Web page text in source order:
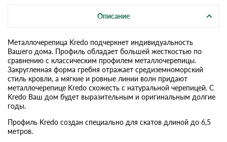
Описание
Металлочерепица Kredo подчеркнет индивидуальность
Вашего дома. Профиль обладает большей жесткостью по
сравнению с классическим профилем металлочерепицы.
Закругленная форма гребня отражает средиземноморский
стиль кровли, а мягкие и ровные линии волн придают
металлочерепице Kredo схожесть с натуральной черепицей. С
Kredo Ваш дом будет выразительным и оригинальным долгие
годы.
Профиль Kredo создан специально для скатов длиной до 6,5
метров.